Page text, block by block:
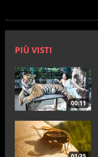
PIÙ VISTI
00:11